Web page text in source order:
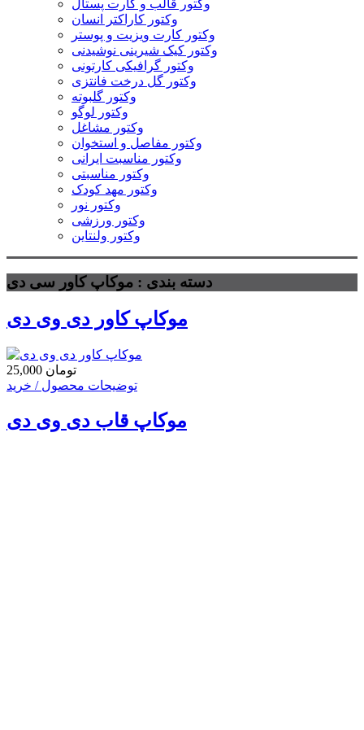
وکتور قالب و کارت پستال
وکتور کاراکتر انسان
وکتور کارت ویزیت و پوستر
وکتور کیک شیرینی نوشیدنی
وکتور گرافیکی کارتونی
وکتور گل درخت فانتزی
وکتور گلبوته
وکتور لوگو
وکتور مشاغل
وکتور مفاصل و استخوان
وکتور مناسبت ایرانی
وکتور مناسبتی
وکتور مهد کودک
وکتور نور
وکتور ورزشی
وکتور ولنتاین
دسته بندی : موکاپ کاور سی دی
موکاپ کاور دی وی دی
25,000 تومان
توضیحات محصول / خرید
موکاپ قاب دی وی دی